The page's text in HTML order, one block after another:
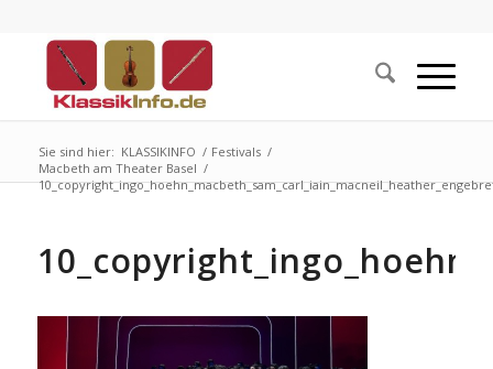
Sie sind hier: KLASSIKINFO / Festivals /
Macbeth am Theater Basel /